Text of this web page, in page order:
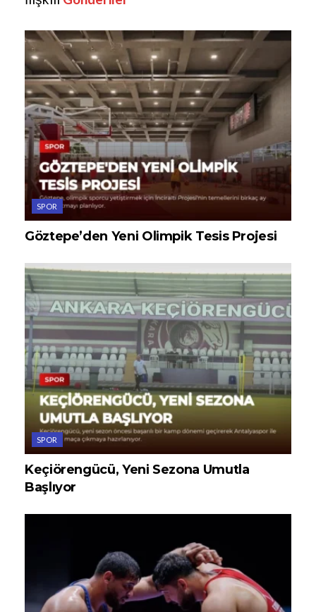
SPOR
Göztepe’den Yeni Olimpik Tesis Projesi
SPOR
Keçiörengücü, Yeni Sezona Umutla
Başlıyor